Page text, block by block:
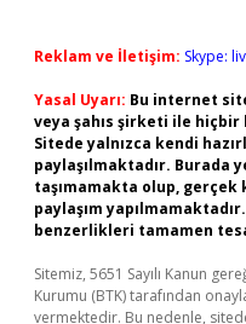
Reklam ve İletişim: Skype:
Yasal Uyarı: Bu internet
veya şahıs şirketi ile hiçbir
Sitede yalnızca kendi
paylaşılmaktadır. Burada
taşımamakta olup, gerçek
paylaşım
benzerlikleri tamamen
Sitemiz, 5651 Sayılı Kanun
Kurumu (BTK) tarafından
vermektedir. Bu nedenle,